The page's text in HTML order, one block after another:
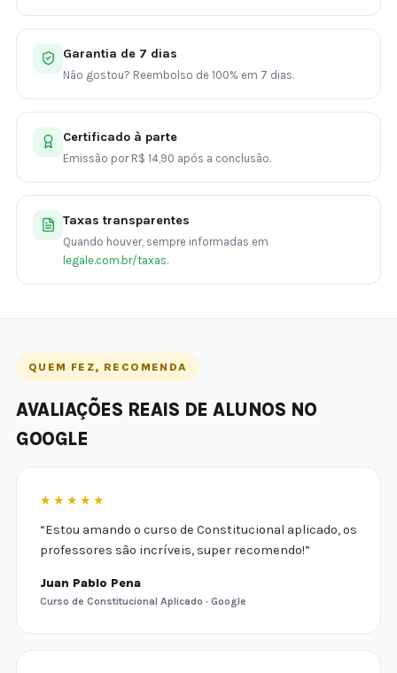
Garantia de 7 dias
Não gostou? Reembolso de 100% em 7 dias.
Certificado à parte
Emissão por R$ 14,90 após a conclusão.
Taxas transparentes
Quando houver, sempre informadas em
legale.com.br/taxas.
QUEM FEZ, RECOMENDA
AVALIAÇÕES REAIS DE ALUNOS NO
GOOGLE
★★★★★
“Estou amando o curso de Constitucional aplicado, os
professores são incríveis, super recomendo!”
Juan Pablo Pena
Curso de Constitucional Aplicado · Google